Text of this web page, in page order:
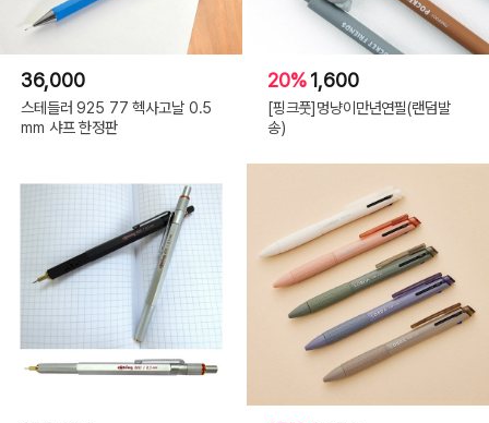
36,000
스테들러 925 77 헥사고날 0.5
mm 샤프 한정판
20%1,600
[핑크풋]멍냥이만년연필(랜덤발
송)